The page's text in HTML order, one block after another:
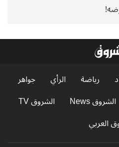
رياضة الرأي
جواهر
الشروق News
الشروق TV
العربي